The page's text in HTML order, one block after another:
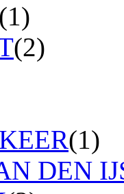
(1)
(2)
(1)
DEN